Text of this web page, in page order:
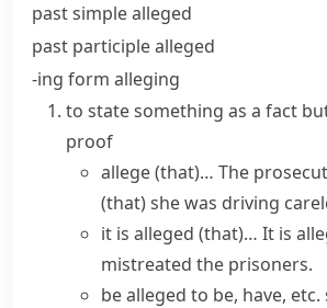
past simplealleged
past participlealleged
-ing form alleging
to state something as a fact
proof
allege (that)… The
(that) she was driving
it is alleged (that)… It is
mistreated the prisoners.
be alleged to be, have,